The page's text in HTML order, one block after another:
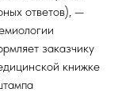
ответов), —
заказчику
книжке